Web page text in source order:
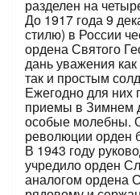
разделен на
До 1917 года 9
стилю) в России
ордена Святого
дань уважения
так и простым
Ежегодно для них
приемы в Зимнем
особые молебны.
революции орден
В 1943 году
учредило орден
аналогом ордена